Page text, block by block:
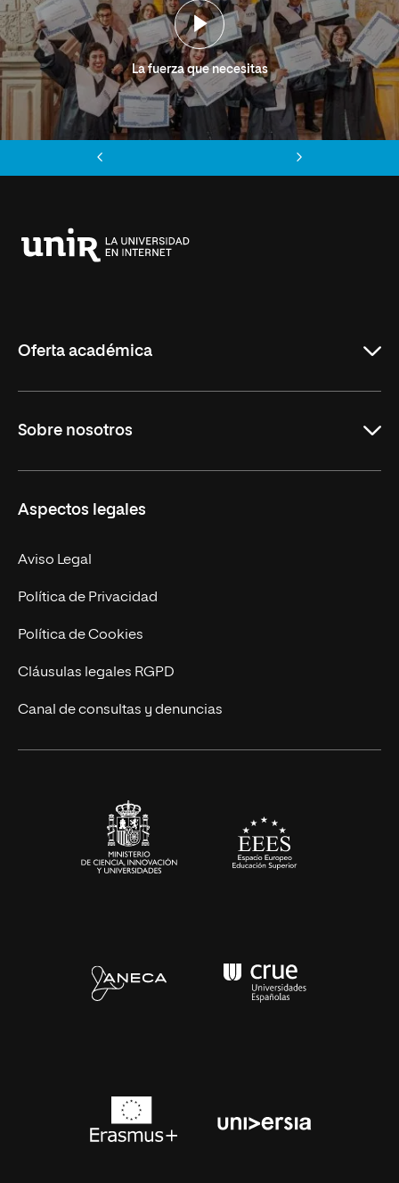
La fuerza que necesitas
Oferta académica
Másteres Oficiales
Doctorados
Experto Universitario
Postgrados
Cursos Universitarios
Sobre nosotros
Facultades
Nuestro Equipo
Trabaja en UNIR
Actualidad
UNIR Revista
Eventos
Aspectos legales
Aviso Legal
Política de Privacidad
Política de Cookies
Cláusulas legales RGPD
Canal de consultas y denuncias